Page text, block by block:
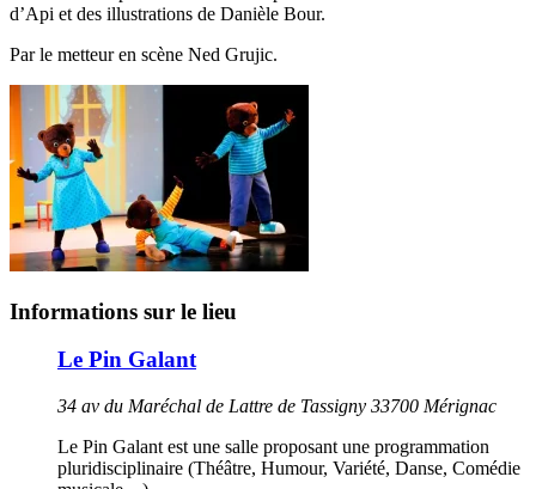
d’Api et des illustrations de Danièle Bour.
Par le metteur en scène Ned Grujic.
Informations sur le lieu
Le Pin Galant
34 av du Maréchal de Lattre de Tassigny 33700 Mérignac
Le Pin Galant est une salle proposant une programmation
pluridisciplinaire (Théâtre, Humour, Variété, Danse, Comédie